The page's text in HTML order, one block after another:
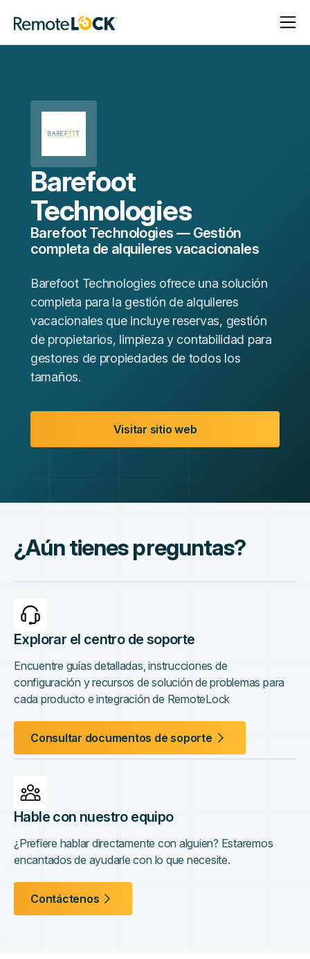
Página
de
inicio
Abrir
Cerrar
Barefoot
Technologies
Barefoot Technologies — Gestión
completa de alquileres vacacionales
Barefoot Technologies ofrece una solución
completa para la gestión de alquileres
vacacionales que incluye reservas, gestión
de propietarios, limpieza y contabilidad para
gestores de propiedades de todos los
tamaños.
Visitar sitio web
¿Aún tienes preguntas?
Explorar el centro de soporte
Encuentre guías detalladas, instrucciones de
configuración y recursos de solución de problemas para
cada producto e integración de RemoteLock
Consultar documentos de soporte
Hable con nuestro equipo
¿Prefiere hablar directamente con alguien? Estaremos
encantados de ayudarle con lo que necesite.
Contáctenos